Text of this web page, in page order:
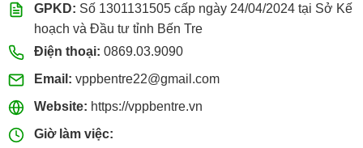
GPKD: Số 1301131505 cấp ngày 24/04/2024 tại Sở Kế
hoạch và Đầu tư tỉnh Bến Tre
Điện thoại: 0869.03.9090
Email: vppbentre22@gmail.com
Website: https://vppbentre.vn
Giờ làm việc: